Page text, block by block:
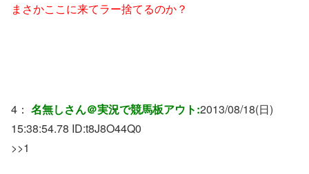
まさかここに来てラー捨てるのか？
4： 名無しさん＠実況で競馬板アウト:2013/08/18(日)
15:38:54.78 ID:t8J8O44Q0
>>1